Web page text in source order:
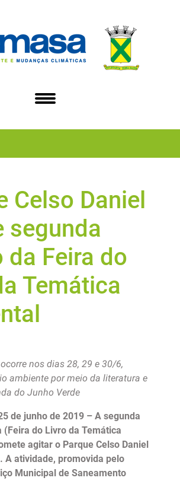
Celso Daniel
segunda
da Feira do
Temática
nos dias 28, 29 e 30/6,
ambiente por meio da literatura e
do Junho Verde
de junho de 2019 – A segunda
(Feira do Livro da Temática
agitar o Parque Celso Daniel
A atividade, promovida pelo
Municipal de Saneamento